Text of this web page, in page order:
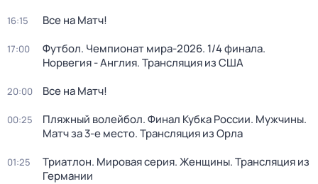
16:15 Все на Матч!
17:00
Футбол. Чемпионат мира-2026. 1/4 финала.
Норвегия - Англия. Трансляция из США
20:00 Все на Матч!
00:25
Пляжный волейбол. Финал Кубка России. Мужчины.
Матч за 3-е место. Трансляция из Орла
01:25
Триатлон. Мировая серия. Женщины. Трансляция из
Германии